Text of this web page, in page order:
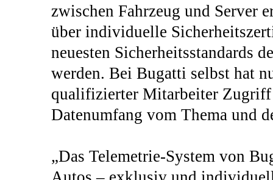
zwischen Fahrzeug und Server
über individuelle
neuesten Sicherheitsstandards
werden. Bei Bugatti selbst hat
qualifizierter Mitarbeiter
Datenumfang vom Thema und
„Das Telemetrie-System von